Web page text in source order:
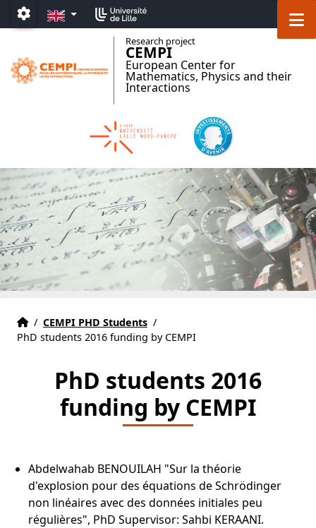
Accéder au menu principal
Accéder au contenu
Paramétrage
EN
Research project
CEMPI
European Center for
Mathematics, Physics and their
Interactions
Accueil
Accueil
/ CEMPI PHD Students /
PhD students 2016 funding by CEMPI
PhD students 2016
funding by CEMPI
Abdelwahab BENOUILAH "Sur la théorie
d'explosion pour des équations de Schrödinger
non linéaires avec des données initiales peu
régulières", PhD Supervisor: Sahbi KERAANI.